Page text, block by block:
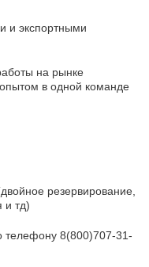
и экспортными
на рынке
опытом в одной команде
резервирование,
и тд)
телефону 8(800)707-31-